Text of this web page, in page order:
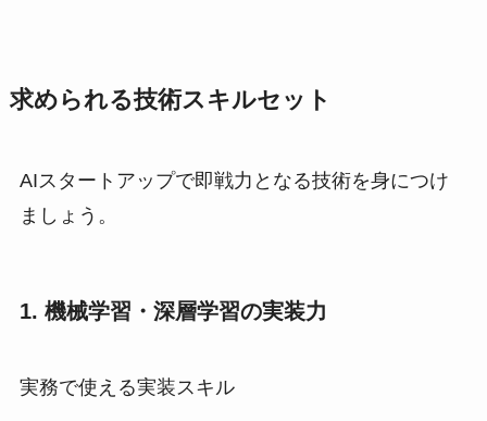
求められる技術スキルセット
AIスタートアップで即戦力となる技術を身につけ
ましょう。
1. 機械学習・深層学習の実装力
実務で使える実装スキル